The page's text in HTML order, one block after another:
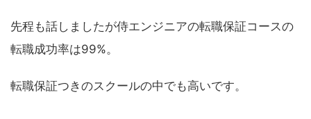
先程も話しましたが侍エンジニアの転職保証コースの
転職成功率は99%。
転職保証つきのスクールの中でも高いです。